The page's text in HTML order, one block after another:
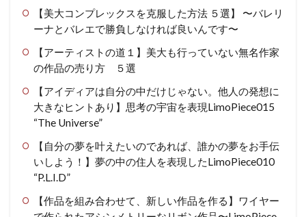
【美大コンプレックスを克服した方法 ５選】 〜バレリ
ーナとバレエで勝負しなければ良いんです〜
【アーティストの道１】美大も行っていない無名作家
の作品の売り方 ５選
【アイディアは自分の中だけじゃない。他人の発想に
大きなヒントあり】思考の宇宙を表現LimoPiece015
“The Universe”
【自分の夢を叶えたいのであれば、誰かの夢をお手伝
いしよう！】夢の中の住人を表現したLimoPiece010
“P.L.I.D”
【作品を組み合わせて、新しい作品を作る】ワイヤー